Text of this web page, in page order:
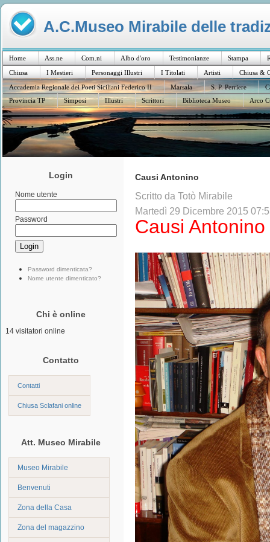
A.C.Museo Mirabile delle
Home Ass.ne Com.ni Albo d'oro Testimonianze Stampa
Chiusa
I Mestieri Personaggi Illustri I Titolati Artisti
Chiusa &
Accademia Regionale dei Poeti Siciliani Federico II
Marsala S. P. Perriere
Provincia TP
Simposi Illustri Scrittori Biblioteca Museo Arco
Login
Nome utente
Password
Password dimenticata?
Nome utente dimenticato?
Chi è online
14 visitatori online
Contatto
Contatti
Chiusa Sclafani online
Att. Museo Mirabile
Museo Mirabile
Benvenuti
Zona della Casa
Zona del magazzino
Causi Antonino
Scritto da Totò Mirabile
Martedì 29 Dicembre 2015
Causi Antonino